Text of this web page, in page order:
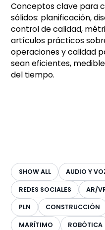
Conceptos clave para
sólidos: planificación,
control de calidad,
artículos prácticos
operaciones y calidad
sean eficientes,
del tiempo.
SHOW ALL AUDIO Y
REDES SOCIALES AR/
PLN CONSTRUCCIÓN
MARÍTIMO ROBÓTICA